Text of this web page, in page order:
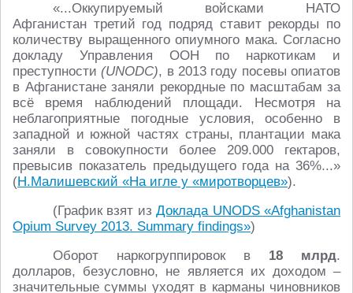
«...Оккупируемый войсками НАТО
Афганистан третий год подряд ставит рекорды по
количеству выращенного опиумного мака. Согласно
докладу Управления ООН по наркотикам и
преступности(UNODC), в 2013 году посевы опиатов
в Афганистане заняли рекордные по масштабам за
всё время наблюдений площади. Несмотря на
неблагоприятные погодные условия, особенно в
западной и южной частях страны, плантации мака
заняли в совокупности более 209.000 гектаров,
превысив показатель предыдущего года на 36%...»
(Н.Малишевский «На игле у «миротворцев»).
(График взят изДоклада UNODS «Afghanistan
Opium Survey 2013. Summary findings»)
Оборот наркогруппировок в 18 млрд.
долларов, безусловно, не является их доходом –
значительные суммы уходят в карманы чиновников